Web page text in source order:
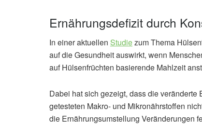
Ernährungsdefizit durch
In einer aktuellen Studiezum Thema
auf die Gesundheit auswirkt, wenn
auf Hülsenfrüchten basierende Mahlzeit
Dabei hat sich gezeigt, dass die
getesteten Makro- und Mikronährstoffen
die Ernährungsumstellung Veränderungen